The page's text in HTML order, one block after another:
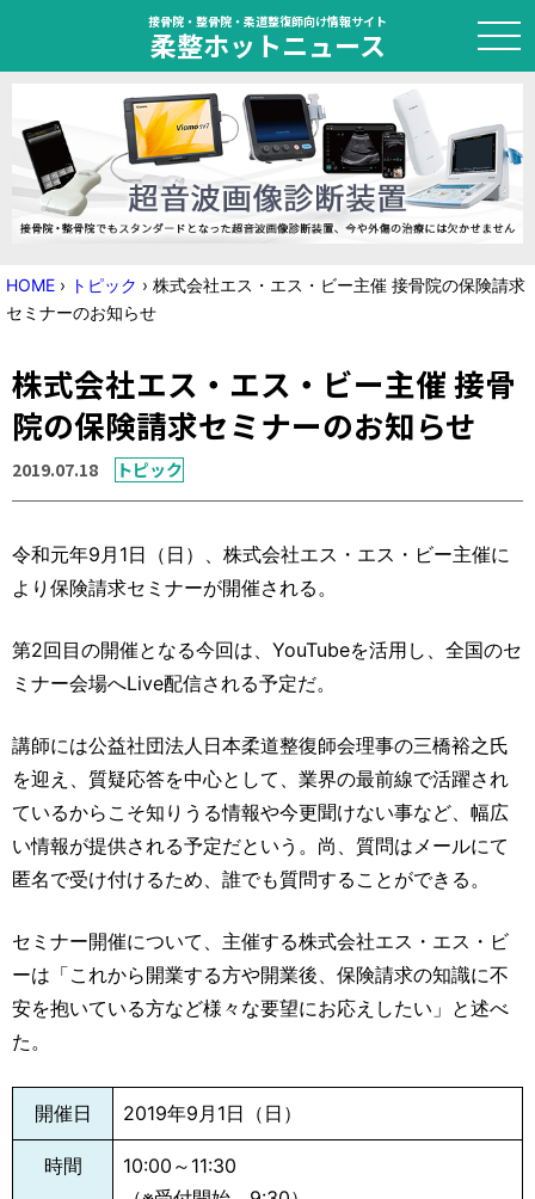
接骨院・整骨院・柔道整復師向け情報サイト
柔整ホットニュース
HOME
トピック
ニュース
国家試験対策
学会・セミナー情報
運営元 お問い合わせ
HOME › トピック › 株式会社エス・エス・ビー主催 接骨院の保険請求
セミナーのお知らせ
株式会社エス・エス・ビー主催 接骨
院の保険請求セミナーのお知らせ
2019.07.18 トピック
令和元年9月1日（日）、株式会社エス・エス・ビー主催に
より保険請求セミナーが開催される。
第2回目の開催となる今回は、YouTubeを活用し、全国のセ
ミナー会場へLive配信される予定だ。
講師には公益社団法人日本柔道整復師会理事の三橋裕之氏
を迎え、質疑応答を中心として、業界の最前線で活躍され
ているからこそ知りうる情報や今更聞けない事など、幅広
い情報が提供される予定だという。尚、質問はメールにて
匿名で受け付けるため、誰でも質問することができる。
セミナー開催について、主催する株式会社エス・エス・ビ
ーは「これから開業する方や開業後、保険請求の知識に不
安を抱いている方など様々な要望にお応えしたい」と述べ
た。
開催日 2019年9月1日（日）
時間
10:00～11:30